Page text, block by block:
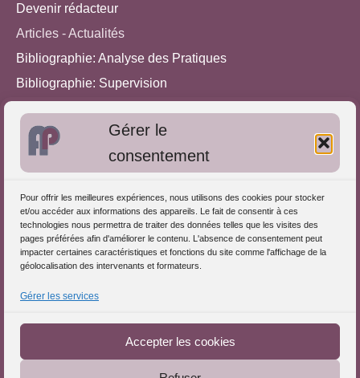
Gérer le
consentement
Pour offrir les meilleures expériences, nous utilisons des cookies pour stocker
et/ou accéder aux informations des appareils. Le fait de consentir à ces
technologies nous permettra de traiter des données telles que les visites des
pages préférées afin d'améliorer le contenu. L'absence de consentement peut
impacter certaines caractéristiques et fonctions du site comme l'affichage de la
géolocalisation des intervenants et formateurs.
Gérer les services
Accepter les cookies
Devenir rédacteur
Articles - Actualités
Bibliographie: Analyse des Pratiques
Bibliographie: Supervision
Approches de l'Analyse des pratiques
S'inscrire dans l'Annuaire
Publiez vos formations
Charte déontologique
Téléchargez le Guide